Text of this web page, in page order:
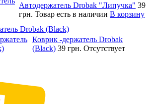
Автодержатель Drobak "Липучка" 39
грн. Товар есть в наличии В корзину
Drobak (Black)
Коврик -держатель Drobak
(Black) 39 грн. Отсутствует